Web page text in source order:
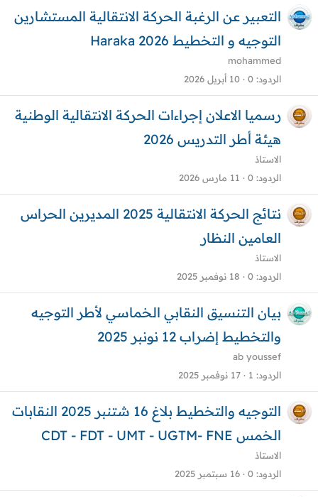
التعبير عن الرغبة الحركة الانتقالية المستشارين
التوجيه و التخطيط 2026 Haraka
mohammed
الردود 0 10 أبريل 2026
رسميا الاعلان إجراءات الحركة الانتقالية الوطنية
هيئة أطر التدريس 2026
الاستاذ
الردود 0 11 مارس 2026
نتائج الحركة الانتقالية 2025 المديرين الحراس
العامين النظار
الاستاذ
الردود 0 18 نوفمبر 2025
بيان التنسيق النقابي الخماسي لأطر التوجيه
والتخطيط إضراب 12 نونبر 2025
ab youssef
الردود 1 17 نوفمبر 2025
التوجيه والتخطيط بلاغ 16 شتنبر 2025 النقابات
الخمس CDT - FDT - UMT - UGTM- FNE
الاستاذ
الردود 0 16 سبتمبر 2025